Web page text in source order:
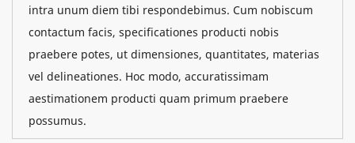
intra unum diem tibi respondebimus. Cum nobiscum
contactum facis, specificationes producti nobis
praebere potes, ut dimensiones, quantitates, materias
vel delineationes. Hoc modo, accuratissimam
aestimationem producti quam primum praebere
possumus.